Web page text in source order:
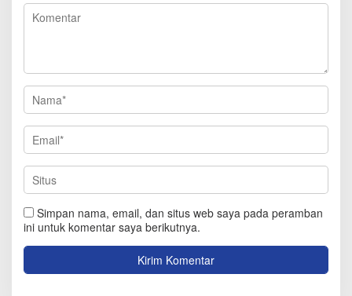
Simpan nama, email, dan situs web saya pada peramban
ini untuk komentar saya berikutnya.